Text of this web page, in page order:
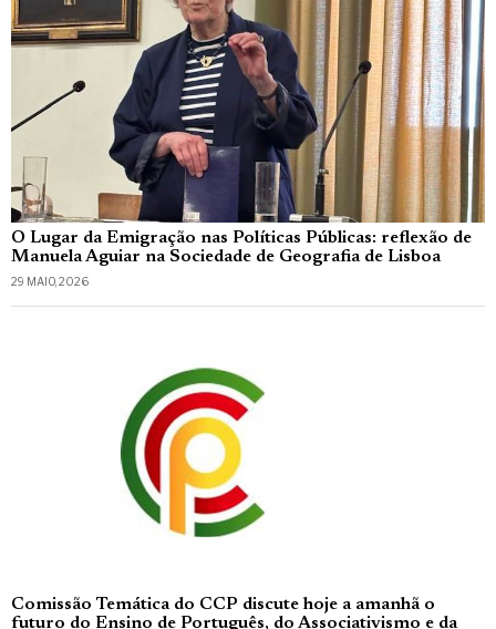
O Lugar da Emigração nas Políticas Públicas: reflexão de
Manuela Aguiar na Sociedade de Geografia de Lisboa
29 MAIO, 2026
Comissão Temática do CCP discute hoje a amanhã o
futuro do Ensino de Português, do Associativismo e da